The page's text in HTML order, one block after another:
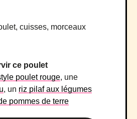
cuisses, morceaux
ce poulet
poulet rouge, une
, un riz pilaf aux légumes
pommes de terre